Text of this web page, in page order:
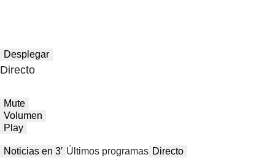
Desplegar
Directo
Mute
Volumen
Play
Noticias en 3′ Últimos programas Directo